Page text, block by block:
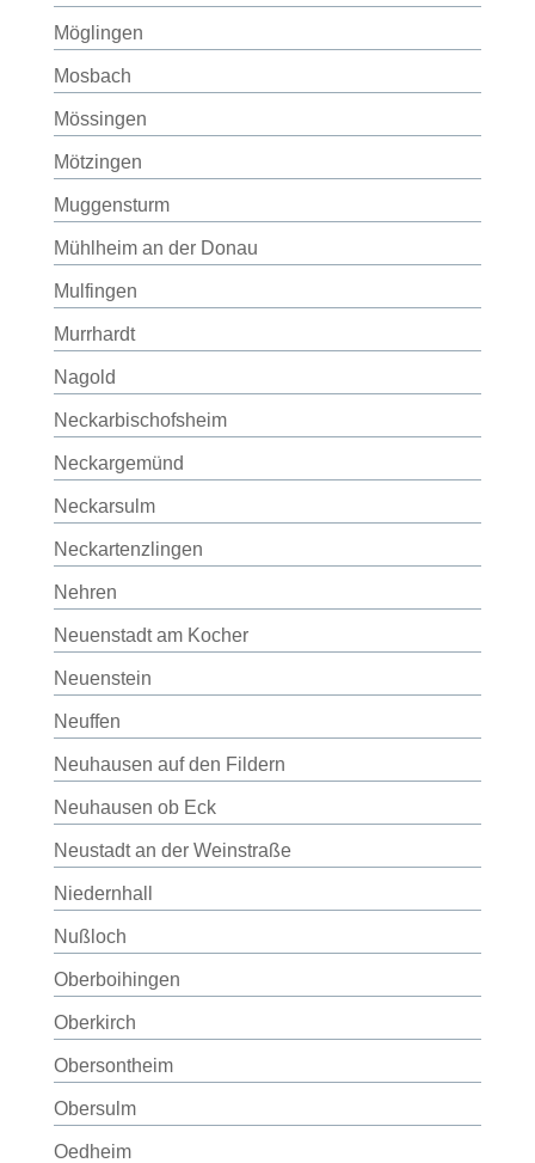
Möglingen
Mosbach
Mössingen
Mötzingen
Muggensturm
Mühlheim an der Donau
Mulfingen
Murrhardt
Nagold
Neckarbischofsheim
Neckargemünd
Neckarsulm
Neckartenzlingen
Nehren
Neuenstadt am Kocher
Neuenstein
Neuffen
Neuhausen auf den Fildern
Neuhausen ob Eck
Neustadt an der Weinstraße
Niedernhall
Nußloch
Oberboihingen
Oberkirch
Obersontheim
Obersulm
Oedheim